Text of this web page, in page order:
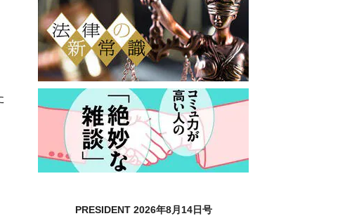
PRESIDENT 2026年8月14日号